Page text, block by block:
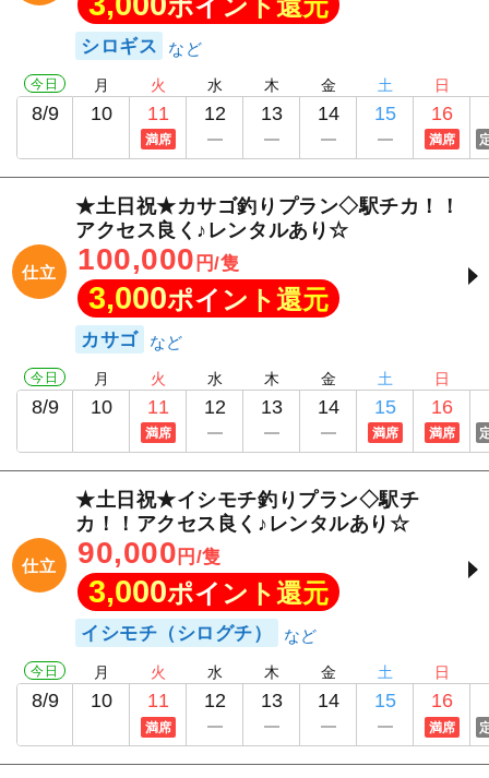
シロギス
今日
8/9
月
10
火
11
満席
水
12
木
13
金
14
土
15
日
16
満席
仕立
★土日祝★カサゴ釣りプラン◇駅チカ！！
アクセス良く♪レンタルあり☆
100,000 円/隻
3,000ポイント還元
カサゴ
今日
8/9
月
10
火
11
満席
水
12
木
13
金
14
土
15
満席
日
16
満席
仕立
★土日祝★イシモチ釣りプラン◇駅チ
カ！！アクセス良く♪レンタルあり☆
90,000 円/隻
3,000ポイント還元
イシモチ（シログチ）
今日
8/9
月
10
火
11
満席
水
12
木
13
金
14
土
15
日
16
満席